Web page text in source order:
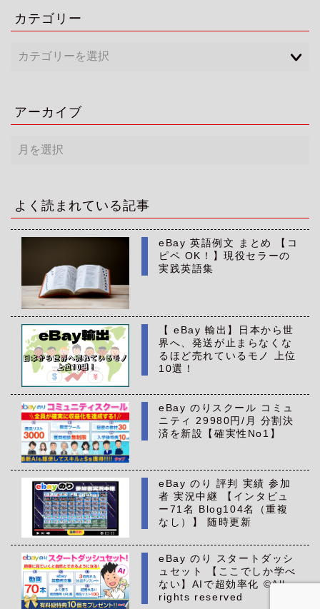
カテゴリー
アーカイブ
ー
ブ
よく読まれている記事
eBay 英語例文 まとめ 【コ
ピペ OK！】現役セラーの
実践英語集
【 eBay 輸出】日本から世
界へ、発送が止まらなくな
るほど売れているモノ 上位
10選！
eBay のりスクール コミュ
ニティ 29980円/月 分割決
済を新設【確実性No1】
eBay のり 評判 実績 参加
者 実況中継 【インタビュ
ー71名 Blog104名（重複
なし）】 随時更新
eBay のり スタートダッシ
ュセット 【ここでしか学べ
ない】AIで超効率化 ©All
rights reserved